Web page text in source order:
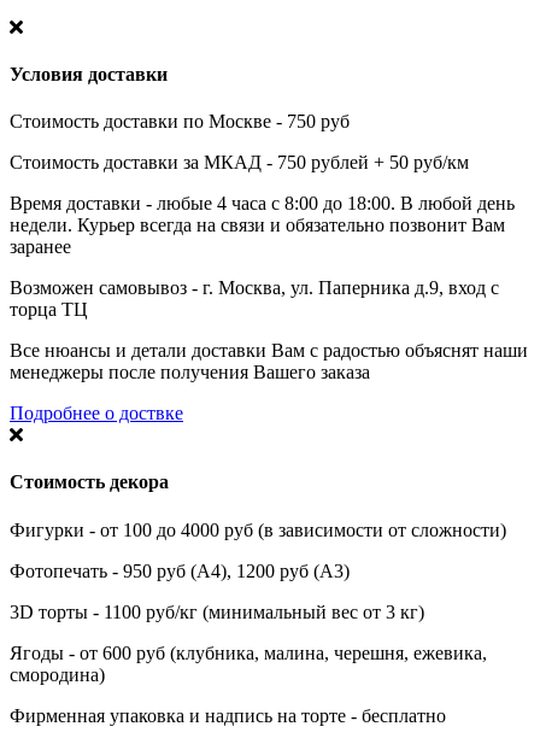
Условия доставки
Стоимость доставки по Москве - 750 руб
Стоимость доставки за МКАД - 750 рублей + 50 руб/км
Время доставки - любые 4 часа с 8:00 до 18:00. В любой день
недели. Курьер всегда на связи и обязательно позвонит Вам
заранее
Возможен самовывоз - г. Москва, ул. Паперника д.9, вход с
торца ТЦ
Все нюансы и детали доставки Вам с радостью объяснят наши
менеджеры после получения Вашего заказа
Подробнее о доствке
Стоимость декора
Фигурки - от 100 до 4000 руб (в зависимости от сложности)
Фотопечать - 950 руб (А4), 1200 руб (А3)
3D торты - 1100 руб/кг (минимальный вес от 3 кг)
Ягоды - от 600 руб (клубника, малина, черешня, ежевика,
смородина)
Фирменная упаковка и надпись на торте - бесплатно